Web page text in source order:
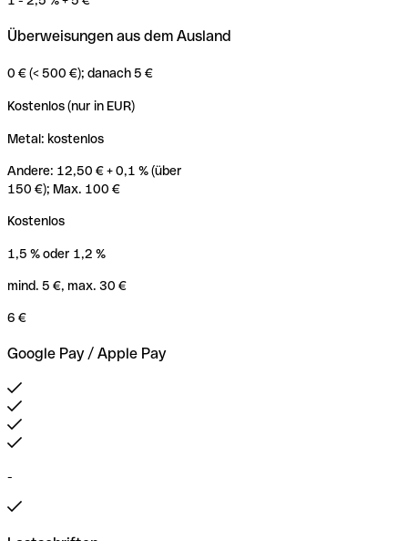
Überweisungen aus dem Ausland
0 € (< 500 €); danach 5 €
Kostenlos (nur in EUR)
Metal: kostenlos
Andere: 12,50 € + 0,1 % (über
150 €); Max. 100 €
Kostenlos
1,5 % oder 1,2 %
mind. 5 €, max. 30 €
6 €
Google Pay / Apple Pay
-